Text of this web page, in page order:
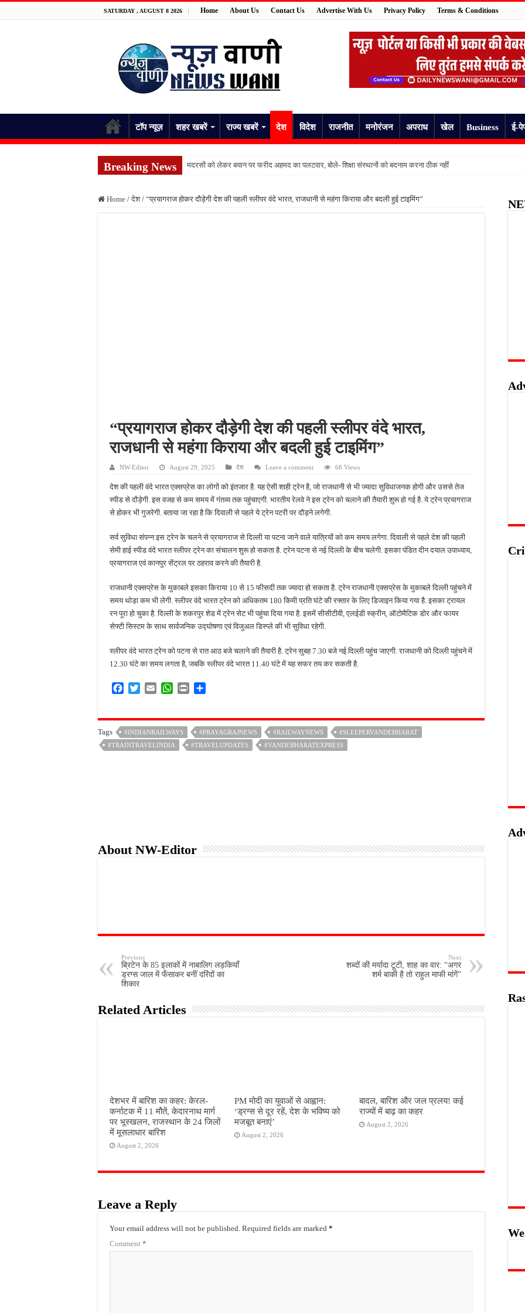
SATURDAY , AUGUST 8 2026 Home About Us Contact Us Advertise With Us Privacy Policy Terms & Conditions
टॉप न्यूज़ शहर खबरें राज्य खबरें देश विदेश राजनीत मनोरंजन अपराध खेल Business ई-
Breaking News मदरसों को लेकर बयान पर फरीद अहमद का पलटवार, बोले- शिक्षा संस्थानों को बदनाम करना ठीक नहीं
फतेहपुर में नाले से मिले शव की हुई पहचान, दो दिन से लापता युवक की मौत से परिवार में मचा कोहराम
Home / देश / “प्रयागराज होकर दौड़ेगी देश की पहली स्लीपर वंदे भारत, राजधानी से महंगा किराया और बदली हुई टाइमिंग”
“प्रयागराज होकर दौड़ेगी देश की पहली स्लीपर वंदे भारत,
राजधानी से महंगा किराया और बदली हुई टाइमिंग”
NW-Editor August 29, 2025 देश Leave a comment 68 Views
देश की पहली वंदे भारत एक्सप्रेस का लोगों को इंतजार है. यह ऐसी शाही ट्रेन है, जो राजधानी से भी ज्यादा सुविधाजनक होगी और उससे तेज
स्पीड से दौड़ेगी. इस वजह से कम समय में गंतव्य तक पहुंचाएगी. भारतीय रेलवे ने इस ट्रेन को चलाने की तैयारी शुरू हो गई है. ये ट्रेन प्रयागराज
से होकर भी गुजरेगी. बताया जा रहा है कि दिवाली से पहले ये ट्रेन पटरी पर दौड़ने लगेगी.
सर्व सुविधा संपन्न इस ट्रेन के चलने से प्रयागराज से दिल्ली या पटना जाने वाले यात्रियों को कम समय लगेगा. दिवाली से पहले देश की पहली
सेमी हाई स्पीड वंदे भारत स्लीपर ट्रेन का संचालन शुरू हो सकता है. ट्रेन पटना से नई दिल्ली के बीच चलेगी. इसका पंडित दीन दयाल उपाध्याय,
प्रयागराज एवं कानपुर सेंट्रल पर ठहराव करने की तैयारी है.
राजधानी एक्सप्रेस के मुकाबले इसका किराया 10 से 15 फीसदी तक ज्यादा हो सकता है. ट्रेन राजधानी एक्सप्रेस के मुकाबले दिल्ली पहुंचने में
समय थोड़ा कम भी लेगी. स्लीपर वंदे भारत ट्रेन को अधिकतम 180 किमी प्रति घंटे की रफ्तार के लिए डिजाइन किया गया है. इसका ट्रायल
रन पूरा हो चुका है. दिल्ली के शकरपुर शेड में ट्रेन सेट भी पहुंचा दिया गया है. इसमें सीसीटीवी, एलईडी स्क्रीन, ऑटोमैटिक डोर और फायर
सेफ्टी सिस्टम के साथ सार्वजनिक उद्घोषणा एवं विजुअल डिस्प्ले की भी सुविधा रहेगी.
स्लीपर वंदे भारत ट्रेन को पटना से रात आठ बजे चलाने की तैयारी है. ट्रेन सुबह 7.30 बजे नई दिल्ली पहुंच जाएगी. राजधानी को दिल्ली पहुंचने में
12.30 घंटे का समय लगता है, जबकि स्लीपर वंदे भारत 11.40 घंटे में यह सफर तय कर सकती है.
e
b
o
t
t
e
i
l
W
t
s
A
n
t
r
e
Tags #INDIANRAILWAYS #PRAYAGRAJNEWS #RAILWAYNEWS
#SLEEPERVANDEBHARAT
#TRAINTRAVELINDIA
#TRAVELUPDATES #VANDEBHARATEXPRESS
About NW-Editor
Previous
ब्रिटेन के 85 इलाकों में नाबालिग लड़कियाँ
ड्रग्स जाल में फँसाकर बनीं दरिंदों का
शिकार
Next
शब्दों की मर्यादा टूटी, शाह का वार: “अगर
शर्म बाकी है तो राहुल माफी मांगें”
Related Articles
देशभर में बारिश का कहर: केरल-
कर्नाटक में 11 मौतें, केदारनाथ मार्ग
पर भूस्खलन, राजस्थान के 24 जिलों
में मूसलाधार बारिश
August 2, 2026
PM मोदी का युवाओं से आह्वान:
‘ड्रग्स से दूर रहें, देश के भविष्य को
मजबूत बनाएं’
August 2, 2026
बादल, बारिश और जल प्रलय! कई
राज्यों में बाढ़ का कहर
August 2, 2026
Leave a Reply
Your email address will not be published. Required fields are marked *
Comment *